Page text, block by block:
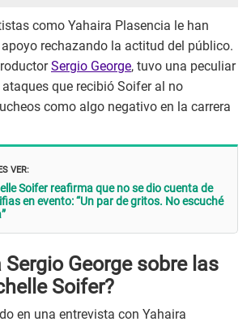
como Yahaira Plasencia le han
rechazando la actitud del público.
Sergio George, tuvo una peculiar
que recibió Soifer al no
como algo negativo en la carrera
VER:
Soifer reafirma que no se dio cuenta de
en evento: “Un par de gritos. No escuché
Sergio George sobre las
Soifer?
en una entrevista con Yahaira